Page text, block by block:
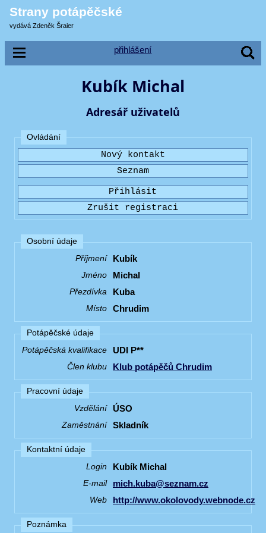
Strany potápěčské
vydává Zdeněk Šraier
přihlášení
Kubík Michal
Adresář uživatelů
Ovládání
Osobní údaje
Příjmení
Kubík
Jméno Michal
Přezdívka Kuba
Místo Chrudim
Potápěčské údaje
Potápěčská kvalifikace
UDI P**
Člen klubu Klub potápěčů Chrudim
Pracovní údaje
Vzdělání
ÚSO
Zaměstnání Skladník
Kontaktní údaje
Login
Kubík Michal
E-mail mich.kuba@seznam.cz
Web http://www.okolovody.webnode.cz
Poznámka